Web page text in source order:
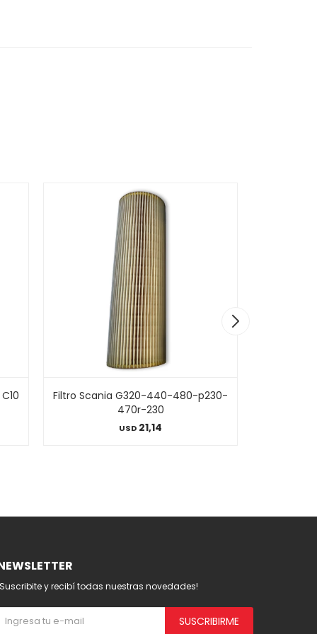
Filtro Scania G320-440-480-p230-
470r-230
USD 21,14
y recibí todas nuestras novedades!
SUSCRIBIRME